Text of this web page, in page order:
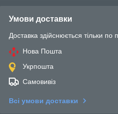
Умови доставки
Доставка здійснюється тільки по
Нова Пошта
Укрпошта
Самовивіз
Всі умови доставки